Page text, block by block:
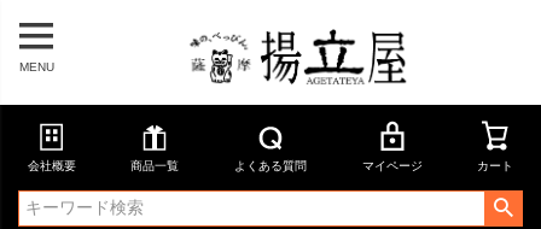
MENU
会社概要 商品一覧 よくある質問 マイページ カート